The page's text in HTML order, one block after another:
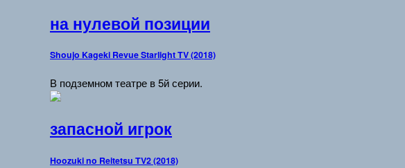
на нулевой позиции
Shoujo Kageki Revue Starlight TV (2018)
В подземном театре в 5й серии.
запасной игрок
Hoozuki no Reitetsu TV2 (2018)